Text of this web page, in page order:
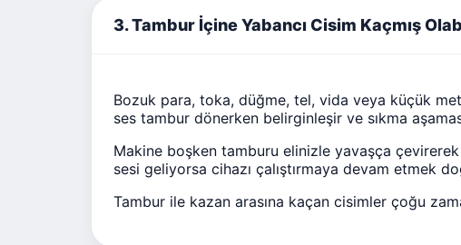
3. Tambur İçine Yabancı Cisim Kaçmış
Bozuk para, toka, düğme, tel, vida veya küçük
ses tambur dönerken belirginleşir ve sıkma
Makine boşken tamburu elinizle yavaşça
sesi geliyorsa cihazı çalıştırmaya devam etmek
Tambur ile kazan arasına kaçan cisimler çoğu